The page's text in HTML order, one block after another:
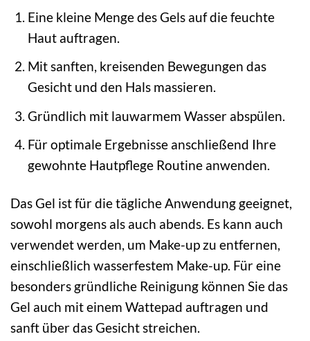
Eine kleine Menge des Gels auf die feuchte
Haut auftragen.
Mit sanften, kreisenden Bewegungen das
Gesicht und den Hals massieren.
Gründlich mit lauwarmem Wasser abspülen.
Für optimale Ergebnisse anschließend Ihre
gewohnte Hautpflege Routine anwenden.
Das Gel ist für die tägliche Anwendung geeignet,
sowohl morgens als auch abends. Es kann auch
verwendet werden, um Make-up zu entfernen,
einschließlich wasserfestem Make-up. Für eine
besonders gründliche Reinigung können Sie das
Gel auch mit einem Wattepad auftragen und
sanft über das Gesicht streichen.